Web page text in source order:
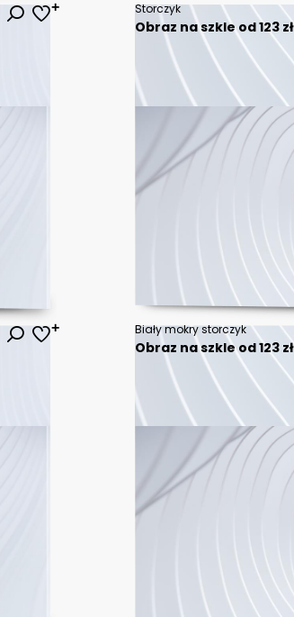
Storczyk
Obraz na szkle od 123 zł
Biały mokry storczyk
Obraz na szkle od 123 zł